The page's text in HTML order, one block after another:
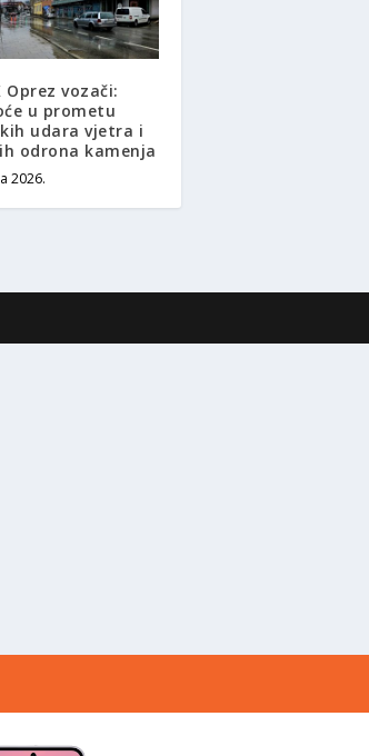
Oprez vozači:
u prometu
udara vjetra i
odrona kamenja
2026.